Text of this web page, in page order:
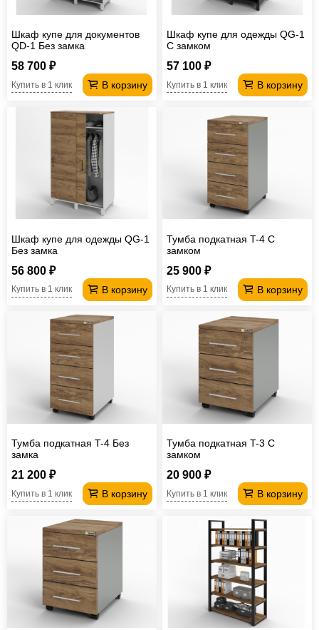
Шкаф купе для документов
QD-1 Без замка
58 700 ₽
В корзину
Купить в 1 клик
Шкаф купе для одежды QG-1
С замком
57 100 ₽
В корзину
Купить в 1 клик
Шкаф купе для одежды QG-1
Без замка
56 800 ₽
В корзину
Купить в 1 клик
Тумба подкатная T-4 С
замком
25 900 ₽
В корзину
Купить в 1 клик
Тумба подкатная T-4 Без
замка
21 200 ₽
В корзину
Купить в 1 клик
Тумба подкатная T-3 С
замком
20 900 ₽
В корзину
Купить в 1 клик